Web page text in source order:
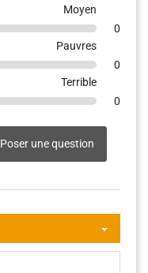
Moyen
0
Pauvres
0
Terrible
0
Poser une question